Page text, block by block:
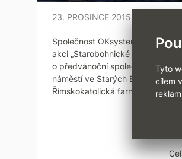
Tyto
cílem
23. PROSINCE 2015
Společnost OKsystem opět
akci „Starobohnické vánoční
o předvánoční společenské
náměstí ve Starých Bohnicích.
Římskokatolická farnost…